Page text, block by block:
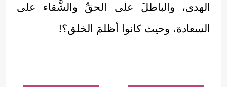
الهدى، والباطلَ على الحقِّ والشَّقاء على
السعادة، وحيث كانوا أظلمَ الخلق؟!